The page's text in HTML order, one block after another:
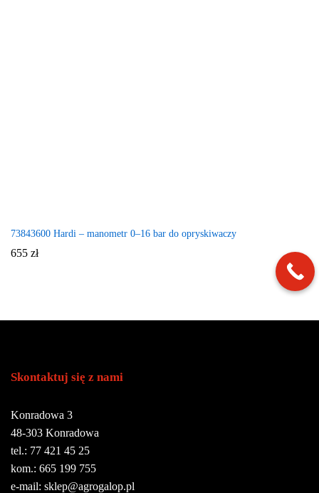
73843600 Hardi – manometr 0–16 bar do opryskiwaczy
655 zł
Skontaktuj się z nami
Konradowa 3
48-303 Konradowa
tel.: 77 421 45 25
kom.: 665 199 755
e-mail: sklep@agrogalop.pl